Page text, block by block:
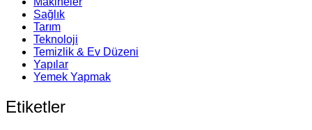
Sağlık
Tarım
Teknoloji
Temizlik & Ev Düzeni
Yapılar
Yemek Yapmak
Etiketler